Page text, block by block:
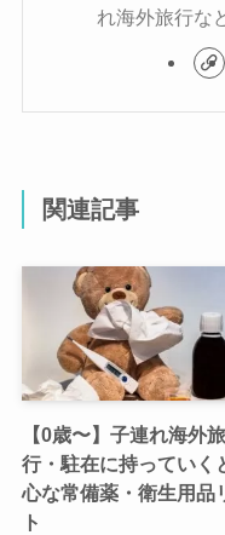
れ海外旅行な
関連記事
【0歳〜】子連れ海外旅
行・駐在に持っていく
心な常備薬・衛生用品
ト